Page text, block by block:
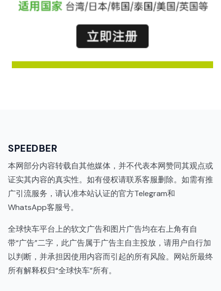
SPEEDBER
本网部分内容转载自其他媒体，并不代表本网赞同其观点或
证实其内容的真实性。如有侵权请联系客服删除。如需有推
广引流服务，请认准本站认证的官方Telegram和
WhatsApp客服号。
全球快车平台上的软文广告和图片广告均在右上角有自
带“广告”二字，此广告属于广告主自主投放，请用户自行加
以判断，并承担因使用内容而引起的所有风险。网站所最终
所有解释权归“全球快车”所有。